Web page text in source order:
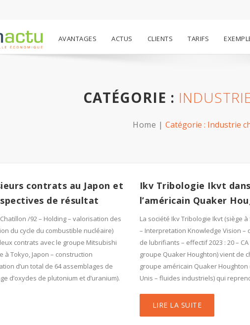
AVANTAGES ACTUS CLIENTS TARIFS
CATÉGORIE :
Home Catégorie : Industrie
contrats au Japon et
de résultat
/92 – Holding – valorisation des
du cycle du combustible nucléaire)
contrats avec le groupe Mitsubishi
à Tokyo, Japon – construction
d’un total de 64 assemblages de
d’oxydes de plutonium et d’uranium).
Ikv Tribologie Ikvt
l’américain Quaker
La société Ikv Tribologie Ikvt (siège
– Interpretation Knowledge Vision
de lubrifiants – effectif 2023 : 20 – CA
groupe Quaker Houghton) vient de
groupe américain Quaker
Unis – fluides industriels) qui
LIRE LA SUITE